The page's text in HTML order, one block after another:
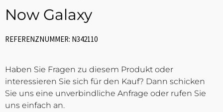
Now Galaxy
REFERENZNUMMER: N342110
Haben Sie Fragen zu diesem Produkt oder
interessieren Sie sich für den Kauf? Dann schicken
Sie uns eine unverbindliche Anfrage oder rufen Sie
uns einfach an.